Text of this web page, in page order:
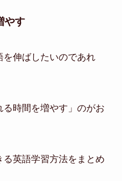
やす
を伸ばしたいのであれ
時間を増やす」のがお
英語学習方法をまとめ